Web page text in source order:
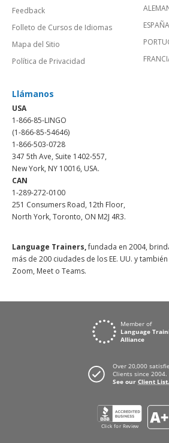
Feedback
Folleto de Cursos de Idiomas
Mapa del Sitio
Política de Privacidad
ESPAÑA
Llámanos
USA
1-866-85-LINGO
(1-866-85-54646)
1-866-503-0728
347 5th Ave, Suite 1402-557,
New York, NY 10016, USA.
CAN
1-289-272-0100
251 Consumers Road, 12th Floor,
North York, Toronto, ON M2J 4R3.
Language Trainers,fundada en 2004,
más de 200 ciudades de los EE. UU. y
Zoom, Meet o Teams.